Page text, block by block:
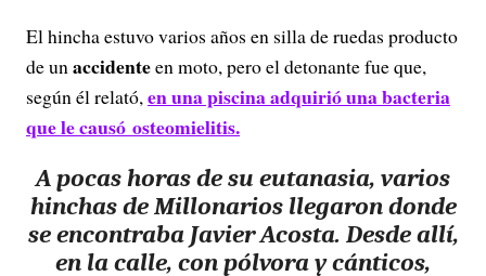
El hincha estuvo varios años en silla de ruedas producto
de unaccidenteen moto, pero el detonante fue que,
según él relató,en una piscina adquirió una bacteria
que le causó osteomielitis.
A pocas horas de su eutanasia, varios
hinchas de Millonarios llegaron donde
se encontraba Javier Acosta. Desde allí,
en la calle, con pólvora y cánticos,